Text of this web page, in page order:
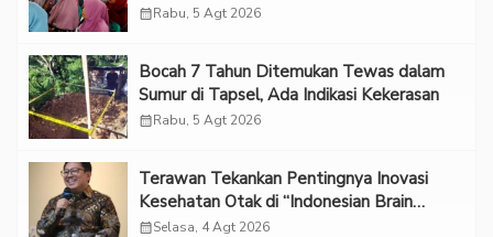
calendar_monthRabu, 5 Agt 2026
Bocah 7 Tahun Ditemukan Tewas dalam
Sumur di Tapsel, Ada Indikasi Kekerasan
calendar_monthRabu, 5 Agt 2026
Terawan Tekankan Pentingnya Inovasi
Kesehatan Otak di “Indonesian Brain
Forum 2026 UPN Veteran Jakarta”
calendar_monthSelasa, 4 Agt 2026